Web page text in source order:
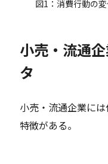
図1：消費行動の
小売・流通
タ
小売・流通企業に
特徴がある。